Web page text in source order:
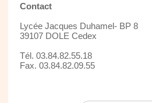
Contact
Lycée Jacques Duhamel- BP 8
39107 DOLE Cedex
Tél. 03.84.82.55.18
Fax. 03.84.82.09.55